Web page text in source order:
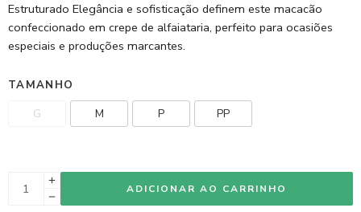
Estruturado Elegância e sofisticação definem este macacão
confeccionado em crepe de alfaiataria, perfeito para ocasiões
especiais e produções marcantes.
TAMANHO
G M P PP
ADICIONAR AO CARRINHO